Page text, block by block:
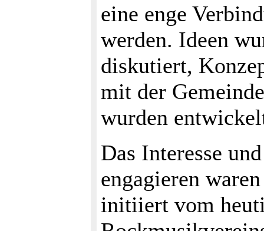
eine enge
werden. Ideen
diskutiert,
mit der
wurden
Das Interesse
engagieren
initiiert vom